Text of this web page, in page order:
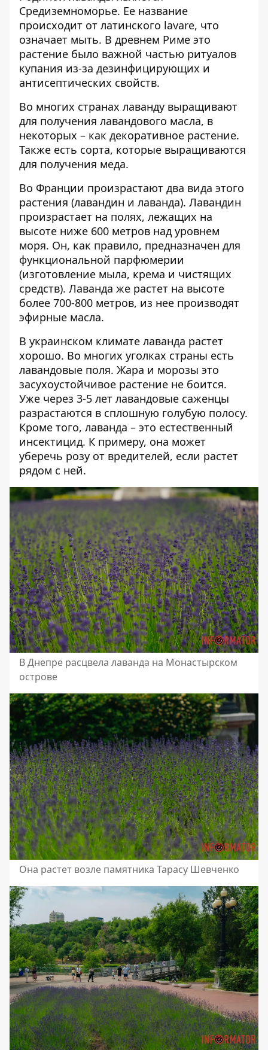
Средиземноморье. Ее название
происходит от латинского lavare, что
означает мыть. В древнем Риме это
растение было важной частью ритуалов
купания из-за дезинфицирующих и
антисептических свойств.
Во многих странах лаванду выращивают
для получения лавандового масла, в
некоторых – как декоративное растение.
Также есть сорта, которые выращиваются
для получения меда.
Во Франции произрастают два вида этого
растения (лавандин и лаванда). Лавандин
произрастает на полях, лежащих на
высоте ниже 600 метров над уровнем
моря. Он, как правило, предназначен для
функциональной парфюмерии
(изготовление мыла, крема и чистящих
средств). Лаванда же растет на высоте
более 700-800 метров, из нее производят
эфирные масла.
В украинском климате лаванда растет
хорошо. Во многих уголках страны есть
лавандовые поля. Жара и морозы это
засухоустойчивое растение не боится.
Уже через 3-5 лет лавандовые саженцы
разрастаются в сплошную голубую полосу.
Кроме того, лаванда – это естественный
инсектицид. К примеру, она может
уберечь розу от вредителей, если растет
рядом с ней.
В Днепре расцвела лаванда на Монастырском
острове
Она растет возле памятника Тарасу Шевченко